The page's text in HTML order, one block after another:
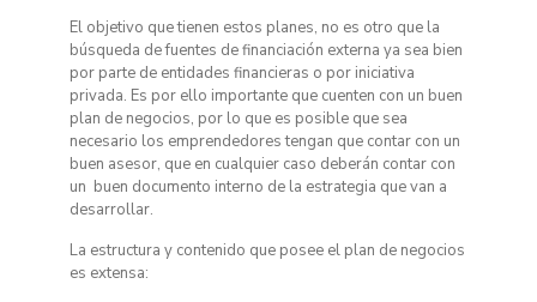
El objetivo que tienen estos planes, no es otro que la
búsqueda de fuentes de financiación externa ya sea bien
por parte de entidades financieras o por iniciativa
privada. Es por ello importante que cuenten con un buen
plan de negocios, por lo que es posible que sea
necesario los emprendedores tengan que contar con un
buen asesor, que en cualquier caso deberán contar con
un buen documento interno de la estrategia que van a
desarrollar.
La estructura y contenido que posee el plan de negocios
es extensa: